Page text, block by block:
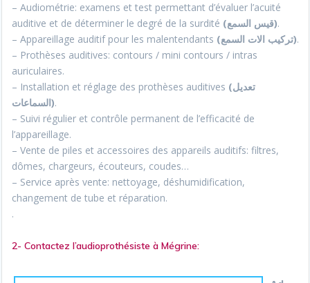
– Audiométrie: examens et test permettant d’évaluer l’acuité
auditive et de déterminer le degré de la surdité
(قيس السمع).
– Appareillage auditif pour les malentendants
(تركيب الات السمع).
– Prothèses auditives: contours / mini contours / intras
auriculaires.
– Installation et réglage des prothèses auditives (تعديل
السماعات).
– Suivi régulier et contrôle permanent de l’efficacité de
l’appareillage.
– Vente de piles et accessoires des appareils auditifs: filtres,
dômes, chargeurs, écouteurs, coudes…
– Service après vente: nettoyage, déshumidification,
changement de tube et réparation.
.
2- Contactez l’audioprothésiste à Mégrine: